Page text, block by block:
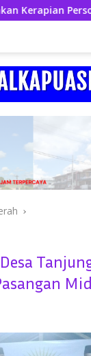
Personel